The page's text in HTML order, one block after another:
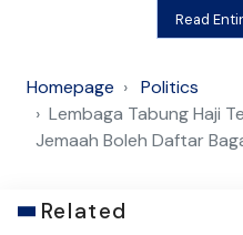
Read
Homepage
Politics
Lembaga Tabung Haji
Jemaah Boleh Daftar
Related